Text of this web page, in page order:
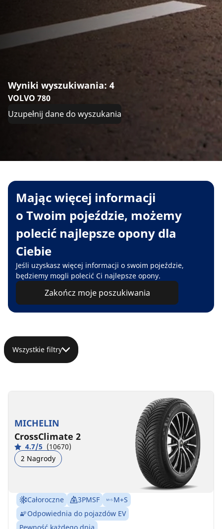
Wyniki wyszukiwania: 4
VOLVO 780
Uzupełnij dane do wyszukania
Mając więcej informacji
o Twoim pojeździe, możemy
polecić najlepsze opony dla
Ciebie
Jeśli uzyskasz więcej informacji o swoim pojeździe,
będziemy mogli polecić Ci najlepsze opony.
Zakończ moje poszukiwania
Wszystkie filtry
MICHELIN
CrossClimate 2
4.7/5 (10670)
2 Nagrody
Całoroczne 3PMSF
M+S
Odpowiednia do pojazdów EV